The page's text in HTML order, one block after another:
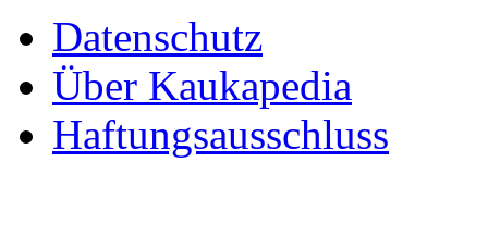
Datenschutz
Über Kaukapedia
Haftungsausschluss